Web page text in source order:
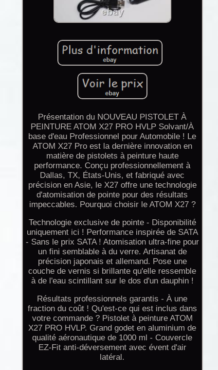
Présentation du NOUVEAU PISTOLET À
PEINTURE ATOM X27 PRO HVLP Solvant/À
base d'eau Professionnel pour Automobile ! Le
ATOM X27 Pro est la dernière innovation en
matière de pistolets à peinture haute
performance. Conçu professionnellement à
Dallas, TX, États-Unis, et fabriqué avec
précision en Asie, le X27 offre une technologie
d'atomisation de pointe pour des résultats
impeccables. Pourquoi choisir le ATOM X27 ?
Technologie exclusive de pointe - Disponibilité
uniquement ici ! Performance inspirée de SATA
- Sans le prix SATA ! Atomisation ultra-fine pour
un fini semblable à du verre. Artisanat de
précision japonais et allemand. Pose une
couche de vernis si brillante qu'elle ressemble
à de l'eau scintillant sur le dos d'un dauphin !
Résultats professionnels garantis - À une
fraction du coût ! Qu'est-ce qui est inclus dans
votre commande ? Pistolet à peinture ATOM
X27 PRO HVLP. Grand godet en aluminium de
qualité aéronautique de 1000 ml - Couvercle
EZ-Fit anti-déversement avec évent d'air
latéral.